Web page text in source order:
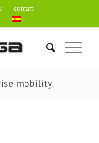
contatti
mobility